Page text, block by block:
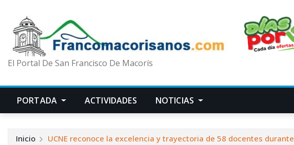
El Portal De San Francisco De Macorís
PORTADA ACTIVIDADES NOTICIAS
Inicio UCNE reconoce la excelencia y trayectoria de 58 docentes